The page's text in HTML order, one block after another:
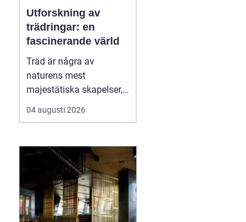
Utforskning av
trädringar: en
fascinerande värld
Träd är några av
naturens mest
majestätiska skapelser,
och deras årliga
växande lager kan
historia och omgivning.
04 augusti 2026